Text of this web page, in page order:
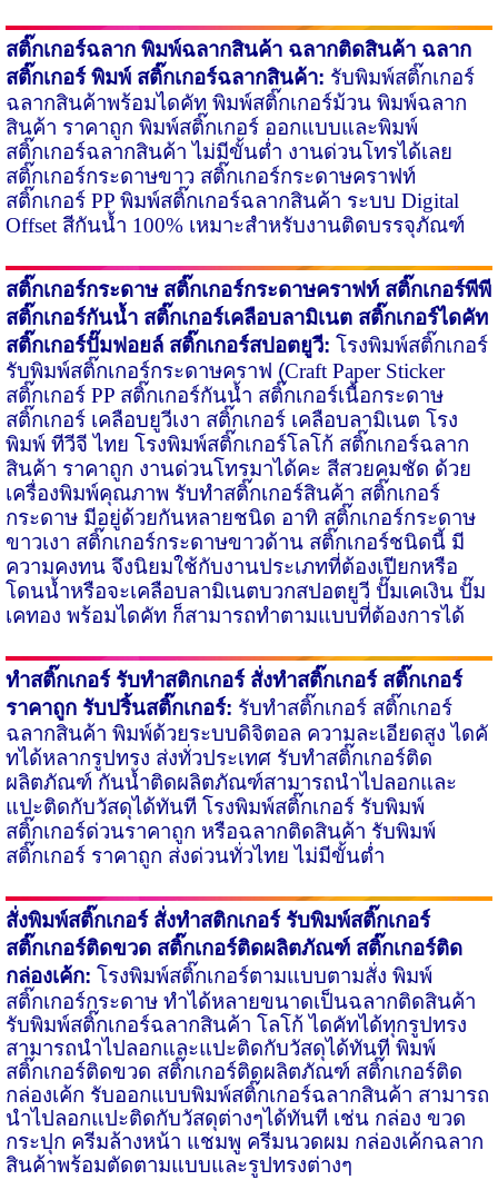
สติ๊กเกอร์ฉลาก พิมพ์ฉลากสินค้าฉลากติดสินค้า ฉลาก
สติ๊กเกอร์ พิมพ์ สติ๊กเกอร์ฉลากสินค้า: รับพิมพ์สติ๊กเกอร์
ฉลากสินค้าพร้อมไดคัท พิมพ์สติ๊กเกอร์ม้วน พิมพ์ฉลาก
สินค้า ราคาถูก พิมพ์สติ๊กเกอร์ ออกแบบและพิมพ์
สติ๊กเกอร์ฉลากสินค้า ไม่มีขั้นต่ำ งาน​ด่วนโทรได้เลย
สติ๊กเกอร์กระดาษขาว สติ๊กเกอร์กระดาษคราฟท์
สติ๊กเกอร์ PP พิมพ์สติ๊กเกอร์ฉลากสินค้า ระบบ Digital
Offset สีกันน้ำ 100%เหมาะสำหรับงานติดบรรจุภัณฑ์
สติ๊กเกอร์กระดาษสติ๊กเกอร์กระดาษคราฟท์ สติ๊กเกอร์พีพี
สติ๊กเกอร์กันน้ำ สติ๊กเกอร์เคลือบลามิเนต สติ๊กเกอร์ไดคัท
สติ๊กเกอร์ปั๊มฟอยล์ สติ๊กเกอร์สปอตยูวี: โรงพิมพ์สติ๊กเกอร์
รับพิมพ์สติ๊กเกอร์กระดาษคราฟ (Craft Paper Sticker
สติ๊กเกอร์ PP สติ๊กเกอร์กันน้ำ สติ๊กเกอร์เนื้อกระดาษ
สติ๊กเกอร์ เคลือบยูวีเงา สติ๊กเกอร์ เคลือบลามิเนต โรง
พิมพ์ ทีวีจี ไทย โรงพิมพ์สติ๊กเกอร์โลโก้ สติ๊กเกอร์ฉลาก
สินค้า ราคาถูก งานด่วนโทรมาได้คะ สีสวยคมชัด ด้วย
เครื่องพิมพ์คุณภาพ รับทำสติ๊กเกอร์สินค้า สติ๊กเกอร์
กระดาษ มีอยู่ด้วยกันหลายชนิด อาทิ สติ๊กเกอร์กระดาษ
ขาวเงา สติ๊กเกอร์กระดาษขาว​ด้าน สติ๊กเกอร์ชนิดนี้ มี
ความคงทน จึงนิยมใช้กับงานประเภทที่ต้องเปียกหรือ
โดนน้ำหรือ​จะเคลือบลามิเนตบวกสปอตยูวี ปั๊มเคเงิน ปั๊ม
เคทอง พร้อมไดคัท ก็สามารถทำตามแบบที่​ต้องการได้
ทำสติ๊กเกอร์ รับทำสติกเกอร์สั่งทำสติ๊กเกอร์ สติ๊กเกอร์
ราคาถูก รับปริ้นสติ๊กเกอร์: รับทำสติ๊กเกอร์ สติ๊กเกอร์
ฉลากสินค้า พิมพ์ด้วยระบบดิจิตอล ความละเอียดสูง ไดคั​
ทได้หลากรูปทรง ส่งทั่วประเทศ รับทำสติ๊กเกอร์ติด
ผลิตภัณฑ์ กันน้ำติดผลิตภัณฑ์สามารถนำไปลอก​และ
แปะติดกับวัสดุได้ทันที โรงพิมพ์สติ๊กเกอร์ รับพิมพ์
สติ๊กเกอร์ด่วนราคาถูก หรือฉลากติดสินค้า รับพิมพ์
สติ๊กเกอร์ ราคาถูก ส่งด่วนทั่วไทย ไม่มีขั้นต่ำ
สั่งพิมพ์สติ๊กเกอร์ สั่งทำสติกเกอร์ รับพิมพ์สติ๊กเกอร์
สติ๊กเกอร์ติดขวด สติ๊กเกอร์ติดผลิตภัณฑ์ สติ๊กเกอร์ติด
กล่องเค้ก: โรงพิมพ์สติ๊กเกอร์ตามแบบตามสั่ง พิมพ์
สติ๊กเกอร์กระดาษ ทำได้หลายขนาดเป็นฉลากติดสินค้า
รับพิมพ์สติ๊กเกอร์ฉลากสินค้า โลโก้ ไดคัทได้ทุกรูปทรง
สามารถนำไปลอก​และแปะติดกับวัสดุได้ทันที พิมพ์
สติ๊กเกอร์ติดขวด สติ๊กเกอร์ติดผลิตภัณฑ์ สติ๊กเกอร์ติด
กล่องเค้ก รับออกแบบพิมพ์สติ๊กเกอร์ฉลากสินค้า สามารถ
นำไปลอกแปะติดกับวัสดุ​ต่างๆได้ทันที เช่น กล่อง ขวด
กระปุก ครีมล้างหน้า แชมพู ครีมนวดผม กล่องเค้ก​ ฉลาก
สินค้าพร้อมตัดตามแบบและรูปทรงต่างๆ